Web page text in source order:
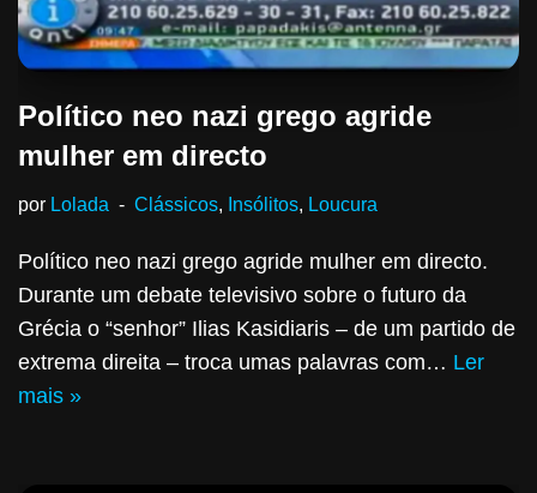
Político neo nazi grego agride
mulher em directo
por Lolada Clássicos, Insólitos, Loucura
Político neo nazi grego agride mulher em directo.
Durante um debate televisivo sobre o futuro da
Grécia o “senhor” Ilias Kasidiaris – de um partido de
extrema direita – troca umas palavras com… Ler
mais »